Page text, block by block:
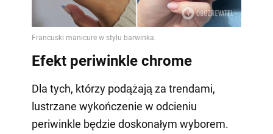
Efekt periwinkle chrome
Dla tych, którzy podążają za trendami,
lustrzane wykończenie w odcieniu
periwinkle będzie doskonałym wyborem.